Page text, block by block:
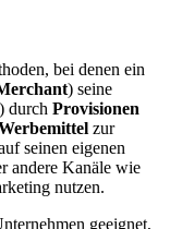
bei denen ein
) seine
) durch Provisionen
zur
seinen eigenen
andere Kanäle wie
nutzen.
geeignet,